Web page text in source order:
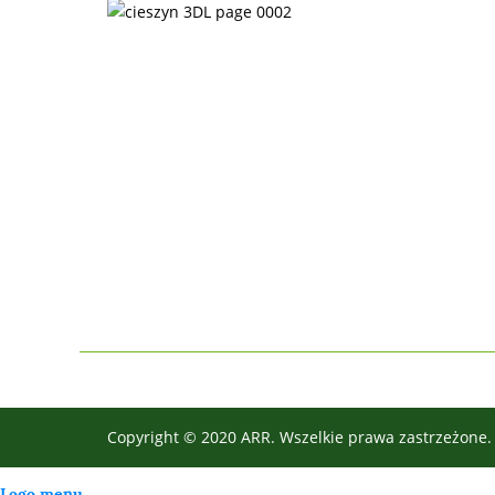
Copyright © 2020 ARR. Wszelkie prawa zastrzeżone.